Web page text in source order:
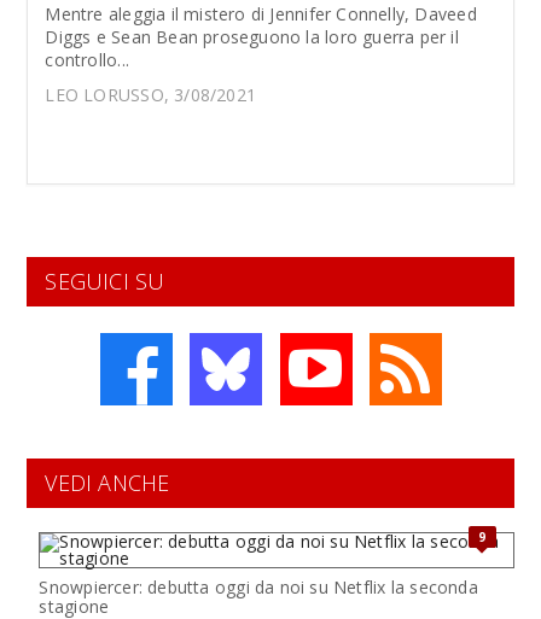
Mentre aleggia il mistero di Jennifer Connelly, Daveed
Diggs e Sean Bean proseguono la loro guerra per il
controllo...
LEO LORUSSO, 3/08/2021
SEGUICI SU
VEDI ANCHE
9
Snowpiercer: debutta oggi da noi su Netflix la seconda
stagione